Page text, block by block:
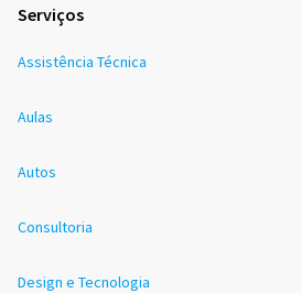
Serviços
Assistência Técnica
Aulas
Autos
Consultoria
Design e Tecnologia